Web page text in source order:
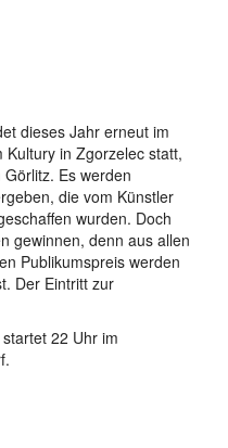
dieses Jahr erneut im
in Zgorzelec statt,
Es werden
die vom Künstler
wurden. Doch
gewinnen, denn aus allen
Publikumspreis werden
Der Eintritt zur
22 Uhr im